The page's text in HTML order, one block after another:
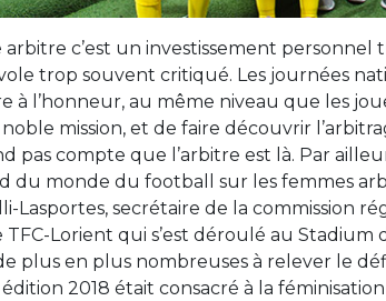
arbitre c’est un investissement
trop souvent critiqué. Les journées
à l’honneur, au même niveau que les
mission, et de faire découvrir
pas compte que l’arbitre est là. Par
du monde du football sur les femmes
Lasportes, secrétaire de la commission
TFC-Lorient qui s’est déroulé au
plus en plus nombreuses à relever le
2018 était consacré à la